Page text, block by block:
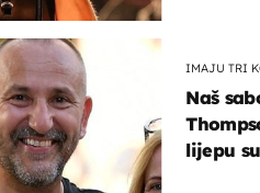
IMAJU TRI
Naš
lijepu